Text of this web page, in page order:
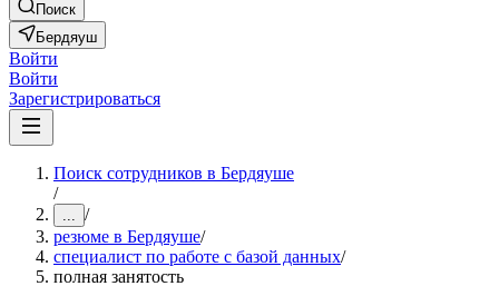
Поиск
Бердяуш
Войти
Войти
Зарегистрироваться
Поиск сотрудников в Бердяуше
/
... /
резюме в Бердяуше/
специалист по работе с базой данных/
полная занятость